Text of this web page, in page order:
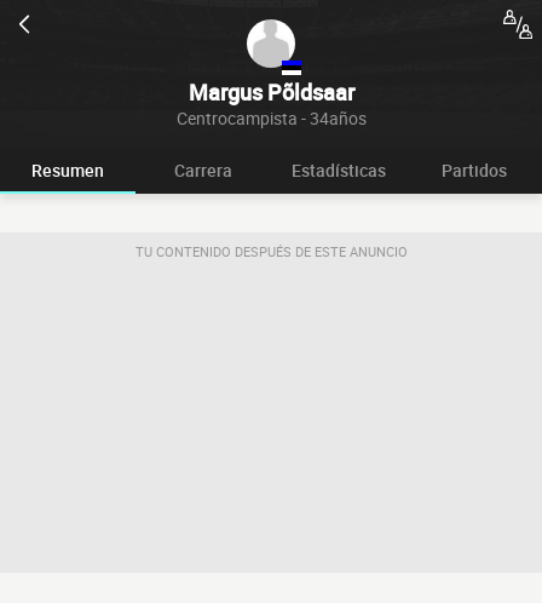
Margus Põldsaar
Centrocampista - 34años
Resumen Carrera Estadísticas Partidos
TU CONTENIDO DESPUÉS DE ESTE ANUNCIO